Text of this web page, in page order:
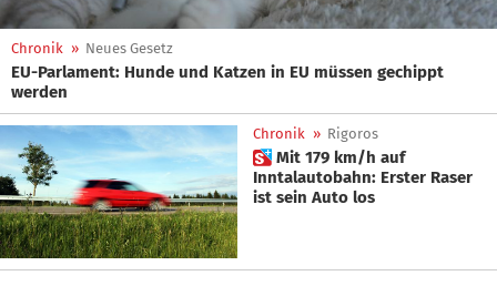
Chronik » Neues Gesetz
EU-Parlament: Hunde und Katzen in EU müssen gechippt
werden
Chronik » Rigoros
 Mit 179 km/h auf
Inntalautobahn: Erster Raser
ist sein Auto los